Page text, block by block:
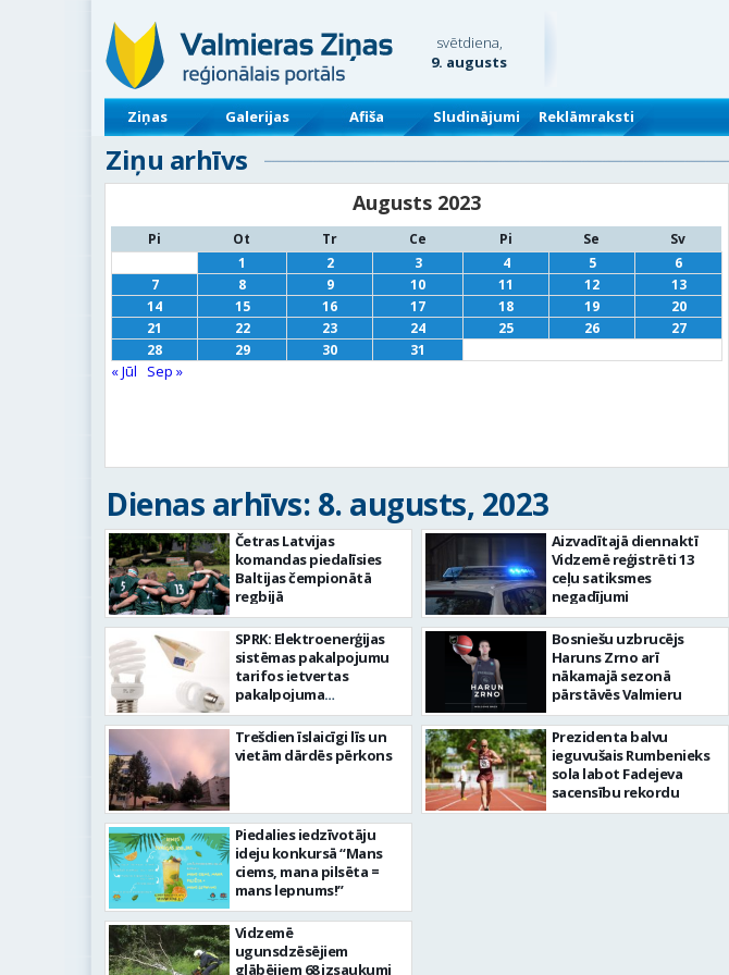
svētdiena,
9. augusts
Ziņas Galerijas Afiša Sludinājumi Reklāmraksti
Ziņu arhīvs
Augusts 2023
Pi Ot Tr Ce Pi Se
Sv
1
2 3 4 5
6
7
8 9 10 11 12
13
14
15 16 17 18 19
20
21
22 23 24 25 26
27
28
29 30 31
« Jūl Sep »
Dienas arhīvs: 8. augusts, 2023
Četras Latvijas
komandas piedalīsies
Baltijas čempionātā
regbijā
SPRK: Elektroenerģijas
sistēmas pakalpojumu
tarifos ietvertas
pakalpojuma
nodrošināšanai
nepieciešamās izmaksas;
valstij jāstrādā pie
atbalsta mehānismiem
Trešdien īslaicīgi līs un
vietām dārdēs pērkons
Piedalies iedzīvotāju
ideju konkursā “Mans
ciems, mana pilsēta =
mans lepnums!”
Vidzemē
ugunsdzēsējiem
glābējiem 68 izsaukumi
Aizvadītajā diennaktī
Vidzemē reģistrēti 13
ceļu satiksmes
negadījumi
Bosniešu uzbrucējs
Haruns Zrno arī
nākamajā sezonā
pārstāvēs Valmieru
Prezidenta balvu
ieguvušais Rumbenieks
sola labot Fadejeva
sacensību rekordu